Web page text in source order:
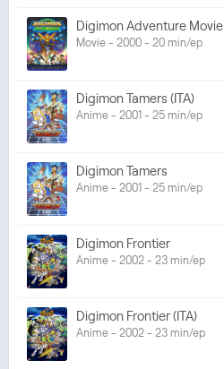
Digimon Adventure Movie
Movie - 2000 - 20 min/ep
Digimon Tamers (ITA)
Anime - 2001 - 25 min/ep
Digimon Tamers
Anime - 2001 - 25 min/ep
Digimon Frontier
Anime - 2002 - 23 min/ep
Digimon Frontier (ITA)
Anime - 2002 - 23 min/ep